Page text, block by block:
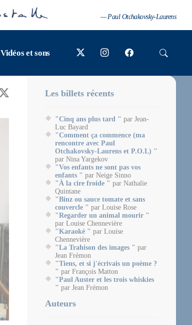
— Paul Otchakovsky-Laurens
Vidéos et sons
Les billets récents
"Cinq ans plus tard " par Jean-
Luc Bayard
"Comment ça commence (ma
rencontre avec Paul
Otchakovsky-Laurens et P.O.L) "
par Nina Yargekov
"Vos enfants ne sont pas vos
enfants " par Neige Sinno
"À la cire froide " par Nathalie
Quintane
"Binz ou sauce tomate et sans
couvercle " par Louise Rose
"Regarder un animal mourir "
par Louise Chennevière
"Karaoké " par Louise
Chennevière
"La Trahison des images " par
Jean Frémon
"Tiens, et si j'écrivais un poème ?
" par François Matton
"Paul Auster et les trois whiskies
" par Jean Frémon
Auteurs